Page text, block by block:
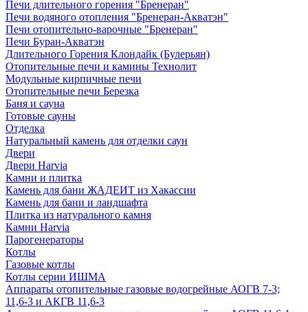
Печи длительного горения "Бренеран"
Печи водяного отопления "Бренеран-Акватэн"
Печи отопительно-варочные "Бренеран"
Печи Буран-Акватэн
Длительного Горения Клондайк (Булерьян)
Отопительные печи и камины Технолит
Модульные кирпичные печи
Отопительные печи Березка
Баня и сауна
Готовые сауны
Отделка
Натуральный камень для отделки саун
Двери
Двери Harvia
Камни и плитка
Камень для бани ЖАДЕИТ из Хакассии
Камень для бани и ландшафта
Плитка из натурального камня
Камни Harvia
Парогенераторы
Котлы
Газовые котлы
Котлы серии ИШМА
Аппараты отопительные газовые водогрейные АОГВ 7-3;
11,6-3 и АКГВ 11,6-3